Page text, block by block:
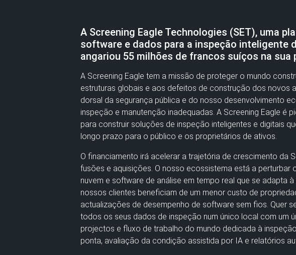
A Screening Eagle Technologies (SET), uma
software e dados para a inspeção inteligente
angariou 55 milhões de francos suíços na
A Screening Eagle tem a missão de proteger o mundo
estruturas globais e aos defeitos de construção dos novos
dorsal da segurança pública e do nosso desenvolvimento
inspeção e manutenção inadequadas. A Screening Eagle é
para construir soluções de inspeção inteligentes e digitais
longo prazo para o público e os proprietários de ativos.
O financiamento irá acelerar a trajetória de crescimento da
fusões e aquisições. O nosso ecossistema está a
nuvem e software de análise em tempo real que se adapta
nossos clientes beneficiam de um menor custo de
actualizações de desempenho de software sem fios. Quer
todos os seus dados de inspeção num único local com um
projectos e fluxo de trabalho do mundo dedicada à
ponta, avaliação da condição assistida por IA e relatórios